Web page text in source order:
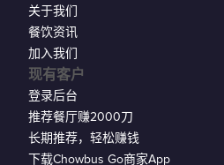
现有客户
登录后台
推荐餐厅赚2000刀
长期推荐，轻松赚钱
下载Chowbus Go商家App
关于我们
餐饮资讯
加入我们